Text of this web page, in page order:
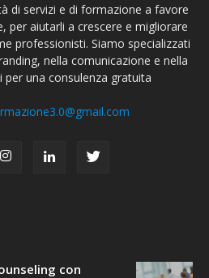
di servizi e di formazione a favore
per aiutarli a crescere e migliorare
professionisti. Siamo specializzati
nella comunicazione e nella
per una consulenza gratuita
con